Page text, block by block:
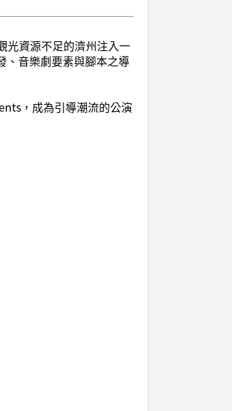
光資源不足的濟州注入一
、音樂劇要素與腳本之導
，成為引導潮流的公演